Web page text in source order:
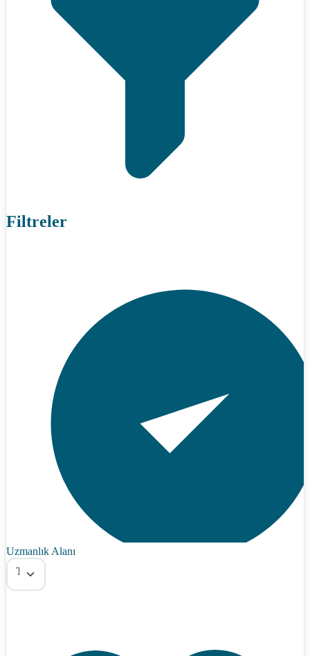
Filtreler
Uzmanlık Alanı
Tümü